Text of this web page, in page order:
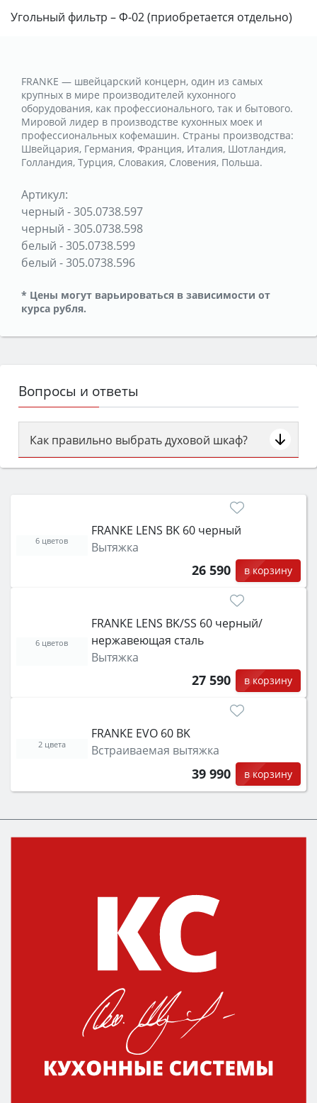
Угольный фильтр – Ф-02 (приобретается отдельно)
FRANKE — швейцарский концерн, один из самых
крупных в мире производителей кухонного
оборудования, как профессионального, так и бытового.
Мировой лидер в производстве кухонных моек и
профессиональных кофемашин. Страны производства:
Швейцария, Германия, Франция, Италия, Шотландия,
Голландия, Турция, Словакия, Словения, Польша.
Артикул:
черный -305.0738.597
черный -305.0738.598
белый -305.0738.599
белый -305.0738.596
* Цены могут варьироваться в зависимости от
курса рубля.
Вопросы и ответы
Как правильно выбрать духовой шкаф?
Сначала определитесь с типом (газовый или
затем смотрите на объём 50–70 л для семьи,
функции (конвекция, гриль, самоочистка,
защита от детей).
FRANKE LENS BK 60 черный
Вытяжка
26 590 в корзину
6 цветов
FRANKE LENS BK/SS 60 черный/
нержавеющая сталь
Вытяжка
27 590 в корзину
6 цветов
FRANKE EVO 60 BK
Встраиваемая вытяжка
39 990 в корзину
2 цвета